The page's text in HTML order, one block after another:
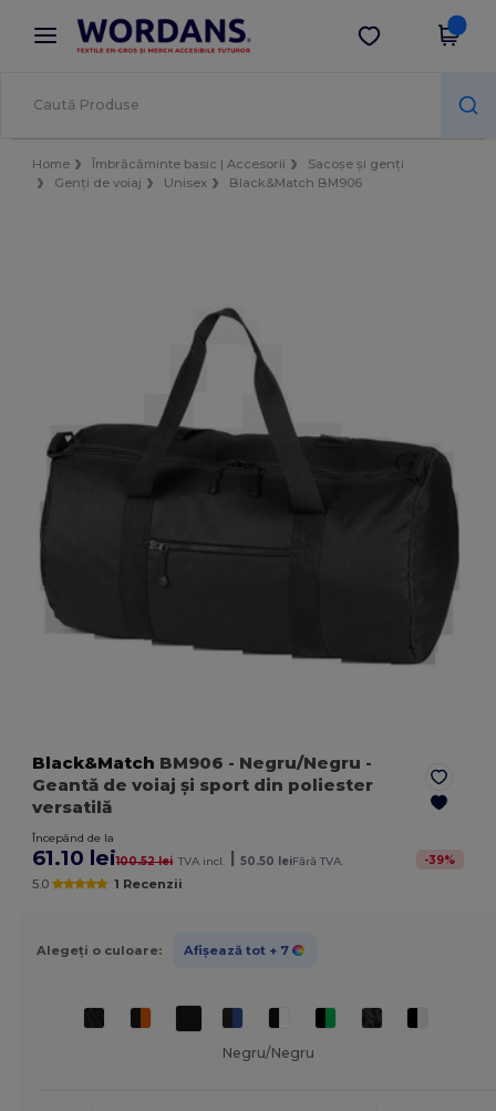
× Aplicația Wordans
Prețuri mai bune în aplicație!
Descarcă app
Home Îmbrăcăminte basic | Accesorii
Sacoșe și genți
Genți de voiaj
Unisex Black&Match BM906
Black&Match BM906 - Negru/Negru -
Geantă de voiaj și sport din poliester
versatilă
Începând de la
61.10 lei100.52 lei TVA incl. | 50.50 leiFără TVA. -39%
5.0 1 Recenzii
Alegeți o culoare: Afișează tot + 7
Negru/Negru